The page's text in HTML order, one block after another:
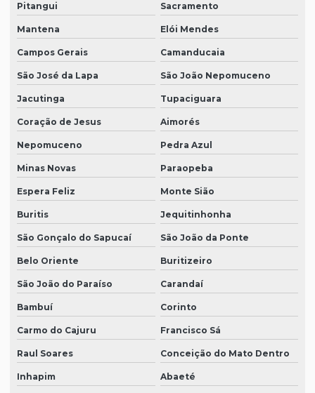
Pitangui Sacramento
Mantena Elói Mendes
Campos Gerais Camanducaia
São José da Lapa São João Nepomuceno
Jacutinga Tupaciguara
Coração de Jesus Aimorés
Nepomuceno Pedra Azul
Minas Novas Paraopeba
Espera Feliz Monte Sião
Buritis Jequitinhonha
São Gonçalo do Sapucaí São João da Ponte
Belo Oriente Buritizeiro
São João do Paraíso Carandaí
Bambuí Corinto
Carmo do Cajuru Francisco Sá
Raul Soares Conceição do Mato Dentro
Inhapim Abaeté